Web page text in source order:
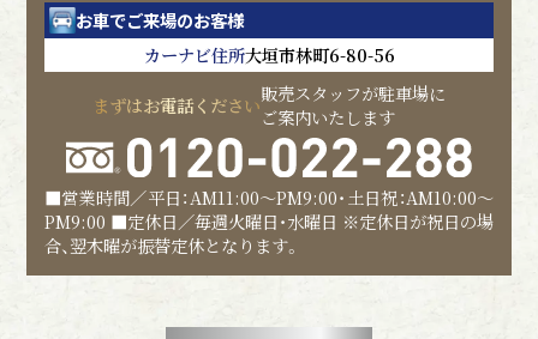
お車でご来場のお客様
カーナビ住所大垣市林町6-80-56
まずはお電話ください販売スタッフが駐車場に
ご案内いたします
■営業時間／平日：AM11:00～PM9:00・土日祝：AM10:00～
PM9:00 ■定休日／毎週火曜日・水曜日 ※定休日が祝日の場
合、翌木曜が振替定休となります。